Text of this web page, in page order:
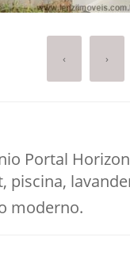
‹ ›
Portal
piscina,
moderno.